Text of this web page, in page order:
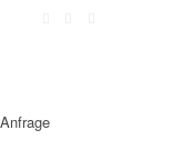
Anfrage